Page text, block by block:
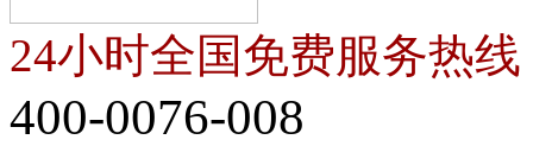
24小时全国免费服务热线
400-0076-008